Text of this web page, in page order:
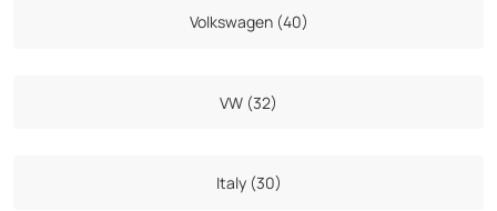
Volkswagen (40)
VW (32)
Italy (30)